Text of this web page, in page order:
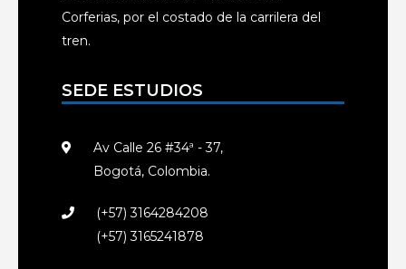
Corferias, por el costado de la carrilera del
tren.
SEDE ESTUDIOS
Av Calle 26 #34ª - 37,
Bogotá, Colombia.
(+57) 3164284208
(+57) 3165241878